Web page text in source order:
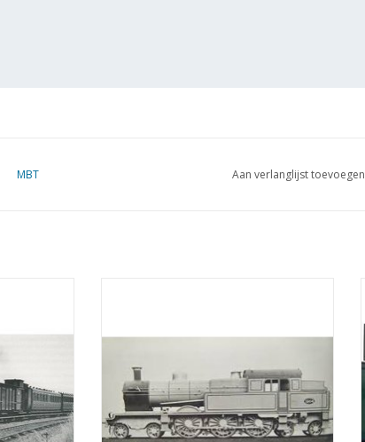
MBT Aan verlanglijst toevoegen